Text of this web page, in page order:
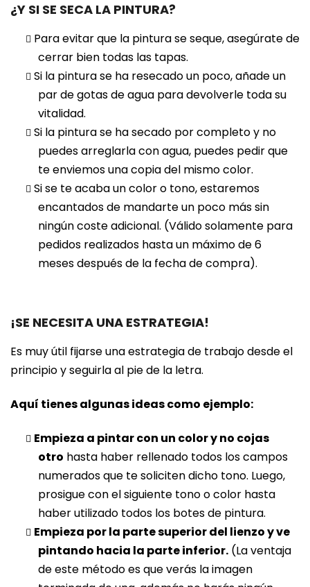
¿Y SI SE SECA LA PINTURA?
Para evitar que la pintura se seque, asegúrate de
cerrar bien todas las tapas.
Si la pintura se ha resecado un poco, añade un
par de gotas de agua para devolverle toda su
vitalidad.
Si la pintura se ha secado por completo y no
puedes arreglarla con agua, puedes pedir que
te enviemos una copia del mismo color.
Si se te acaba un color o tono, estaremos
encantados de mandarte un poco más sin
ningún coste adicional. (Válido solamente para
pedidos realizados hasta un máximo de 6
meses después de la fecha de compra).
¡SE NECESITA UNA ESTRATEGIA!
Es muy útil fijarse una estrategia de trabajo desde el
principio y seguirla al pie de la letra.
Aquí tienes algunas ideas como ejemplo:
Empieza a pintar con un color y no cojas
otro hasta haber rellenado todos los campos
numerados que te soliciten dicho tono. Luego,
prosigue con el siguiente tono o color hasta
haber utilizado todos los botes de pintura.
Empieza por la parte superior del lienzo y ve
pintando hacia la parte inferior. (La ventaja
de este método es que verás la imagen